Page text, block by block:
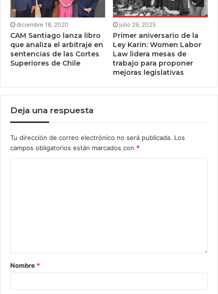
diciembre 18, 2020
CAM Santiago lanza libro
que analiza el arbitraje en
sentencias de las Cortes
Superiores de Chile
julio 29, 2025
Primer aniversario de la
Ley Karin: Women Labor
Law lidera mesas de
trabajo para proponer
mejoras legislativas
Deja una respuesta
Tu dirección de correo electrónico no será publicada. Los
campos obligatorios están marcados con *
Nombre *